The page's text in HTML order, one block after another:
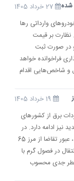
شده
وارداتی رها
بر قیمت
در صورت ثبت
فراخوانده خواهد
شاخص‌هایی اقدام
از
برق از کشورهای
نیز ادامه دارد. در
این میان بسیاری از کارشناسان حوزه انرژی معتقدند، عبور تقاضا از مرز 65
در فصول گرم با
خطر جدی محسوب